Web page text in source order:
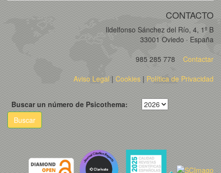
CONTACTO
Ildelfonso Sánchez del Río, 4, 1º B
33001 Oviedo · España
985 285 778
Contactar
Aviso Legal| Cookies | Política de Privacidad
Buscar un número de Psicothema:
Buscar